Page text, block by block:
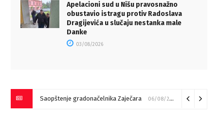
Apelacioni sud u Nišu pravosnažno
obustavio istragu protiv Radoslava
Dragijevića u slučaju nestanka male
Danke
03/08/2026
Saopštenje gradonačelnika Zaječara 06/08/2026